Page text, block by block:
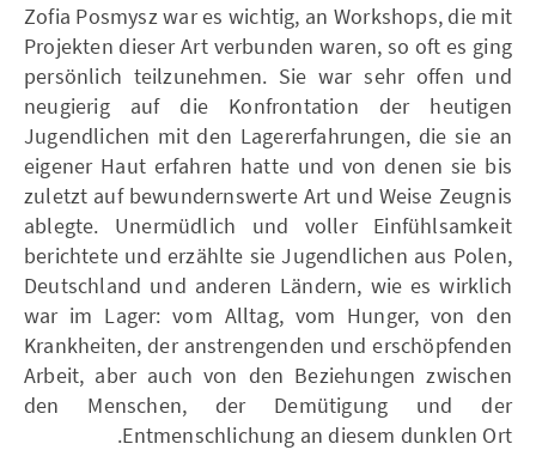
Zofia Posmysz war es wichtig, an Workshops, die mit
Projekten dieser Art verbunden waren, so oft es ging
persönlich teilzunehmen. Sie war sehr offen und
neugierig auf die Konfrontation der heutigen
Jugendlichen mit den Lagererfahrungen, die sie an
eigener Haut erfahren hatte und von denen sie bis
zuletzt auf bewundernswerte Art und Weise Zeugnis
ablegte. Unermüdlich und voller Einfühlsamkeit
berichtete und erzählte sie Jugendlichen aus Polen,
Deutschland und anderen Ländern, wie es wirklich
war im Lager: vom Alltag, vom Hunger, von den
Krankheiten, der anstrengenden und erschöpfenden
Arbeit, aber auch von den Beziehungen zwischen
den Menschen, der Demütigung und der
Entmenschlichung an diesem dunklen Ort.